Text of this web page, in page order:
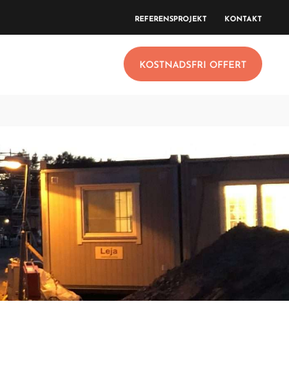
REFERENSPROJEKT KONTAKT
KOSTNADSFRI OFFERT